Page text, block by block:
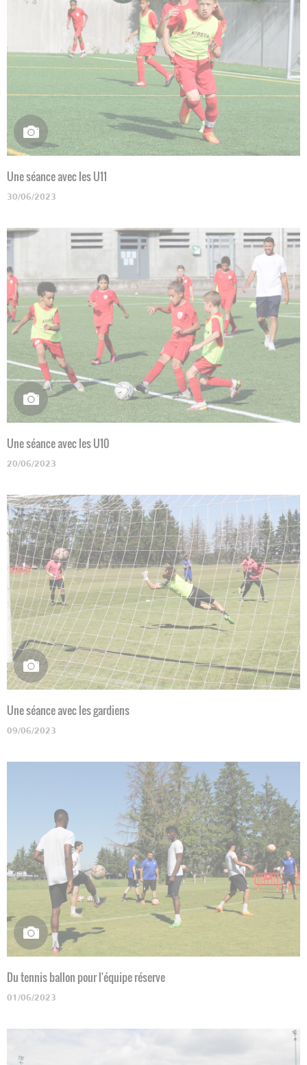
Une séance avec les U11
30/06/2023
Une séance avec les U10
20/06/2023
Une séance avec les gardiens
09/06/2023
Du tennis ballon pour l'équipe réserve
01/06/2023